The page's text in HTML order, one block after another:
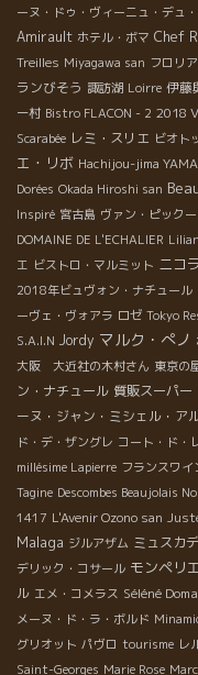
ーヌ・ドゥ・ヴィーニュ・デュ
Amirault ホテル・ボマ Chef
Treilles Miyagawa san フロリ
ランびそう 諏訪湖 Loirre 伊藤
ー村 Bistro FLACON - 2 2018
Scarabée レミ・スリエ ビオト
エ・リボ Hachijou-jima
Dorées Okada Hiroshi san
Inspiré 宮古島 ヴァン・ピック
DOMAINE DE L'ECHALIER
エ ビストロ・マルミット ニコ
2018年ビュヴォン・ナチュール
ーヴェ・ヴォアラ ロゼ Tokyo
S.A.I.N Jordy マルク・ぺノ
大阪 大近社の木村さん 東京の
ン・ナチュール 質販スーパー
ーヌ・ジャン・ミシェル・ア
ド・デ・ザングレ コート・ド・
millésime Lapierre フランスワイ
Tagine Descombes Beaujolais
1417 L'Avenir Ozono san
Malaga ジルアザム ミュスカデ
デリック・コサール モンペリエ
ル エメ・コメラス Séléné
メーヌ・ド・ラ・ボルド
グリオット パヴロ tourisme レ
Saint-Georges Marie Rose